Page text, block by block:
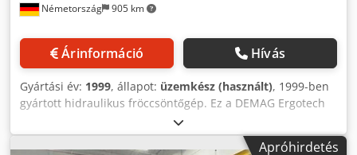
Németország 905 km
Árinformáció Hívás
Gyártási év: 1999, állapot: üzemkész (használt), 1999-ben
gyártott hidraulikus fröccsöntőgép. Ez a DEMAG Ergotech
150-610 Viva 45 mm-es csigaátmérővel és 850 mm-es
maximális napfénytávolsággal rendelkezik a lemezek
Apróhirdetés